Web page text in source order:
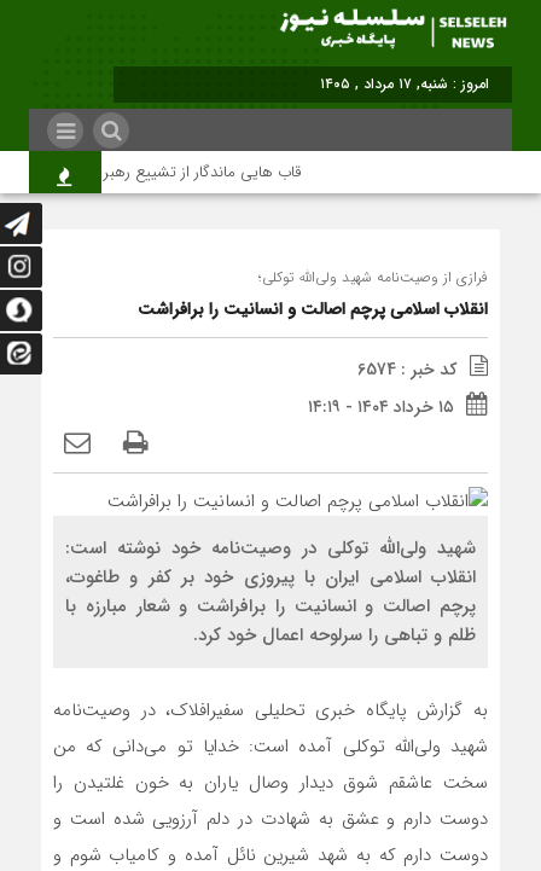
امروز : شنبه, ۱۷ مرداد , ۱۴۰۵
قاب هایی ماندگار از تشییع رهبر شهید در تهران
فرازی از وصیت‌نامه شهید ولی‌الله توكلی؛
انقلاب اسلامی پرچم اصالت و انسانیت را برافراشت
کد خبر : 6574
۱۵ خرداد ۱۴۰۴ - ۱۴:۱۹
شهید ولی‌الله توكلی در وصیت‌نامه خود نوشته است:
انقلاب اسلامی ایران با پیروزی خود بر كفر و طاغوت،
پرچم اصالت و انسانیت را برافراشت و شعار مبارزه با
ظلم و تباهی را سرلوحه اعمال خود کرد.
به گزارش پایگاه خبری تحلیلی سفیرافلاک، در وصیت‌نامه
شهید ولی‌الله توکلی آمده است: خدایا تو می‌دانی که من
سخت عاشقم شوق دیدار وصال یاران به خون غلتیدن را
دوست دارم و عشق به شهادت در دلم آرزویی شده است و
دوست دارم که به شهد شیرین نائل آمده و کامیاب شوم و